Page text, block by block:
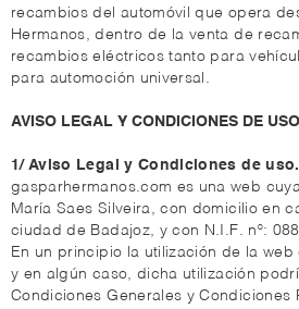
recambios del automóvil que opera
Hermanos, dentro de la venta de
recambios eléctricos tanto para
para automoción universal.
AVISO LEGAL Y CONDICIONES DE USO
1/ Aviso Legal y Condiciones de uso.
gasparhermanos.com es una web
María Saes Silveira, con domicilio en
ciudad de Badajoz, y con N.I.F. nº:
En un principio la utilización de la
y en algún caso, dicha utilización
Condiciones Generales y Condiciones